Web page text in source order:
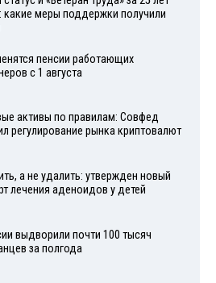
какие меры поддержки получили
пенсии работающих
с 1 августа
активы по правилам: Совфед
регулирование рынка криптовалют
а не удалить: утвержден новый
лечения аденоидов у детей
выдворили почти 100 тысяч
за полгода